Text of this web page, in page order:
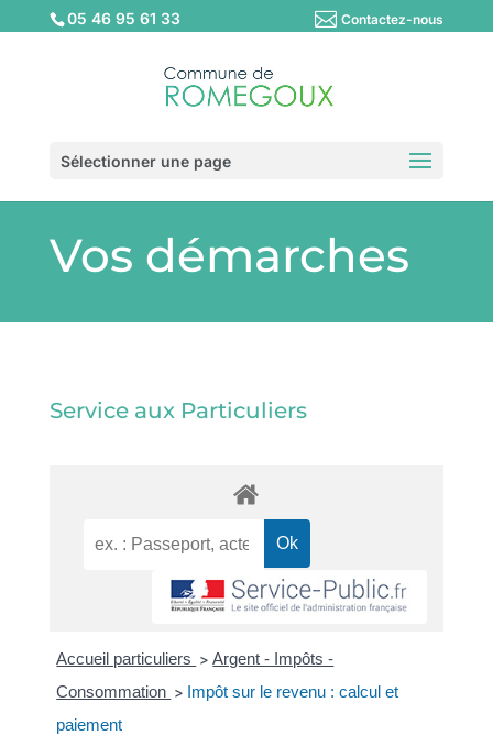
05 46 95 61 33 Contactez-nous
Sélectionner une page
Vos démarches
Service aux Particuliers
Accueil particuliers > Argent - Impôts -
Consommation > Impôt sur le revenu : calcul et
paiement